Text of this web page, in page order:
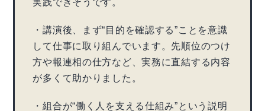
・講演後、まず“目的を確認する”ことを意識
して仕事に取り組んでいます。先順位のつけ
方や報連相の仕方など、実務に直結する内容
が多くて助かりました。
・組合が“働く人を支える仕組み”という説明